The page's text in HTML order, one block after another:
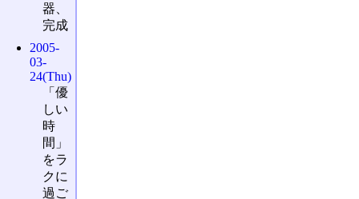
器、
完成
2005-
03-
24(Thu)
「優
しい
時
間」
をラ
クに
過ご